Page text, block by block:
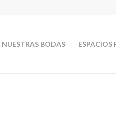
NUESTRAS BODAS ESPACIOS